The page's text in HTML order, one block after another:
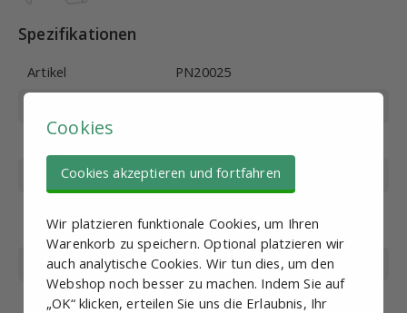
Spezifikationen
Artikel
PN20025
Länge des Kabels
5 Meter
Ventiltyp (en)
PV5222; PV5322; PV221
Type (richting)
H6
Spule Große
22 mm
Cookies
Cookies akzeptieren und fortfahren
Wir platzieren funktionale Cookies, um Ihren
Warenkorb zu speichern. Optional platzieren wir
auch analytische Cookies. Wir tun dies, um den
Webshop noch besser zu machen. Indem Sie auf
„OK“ klicken, erteilen Sie uns die Erlaubnis, Ihr